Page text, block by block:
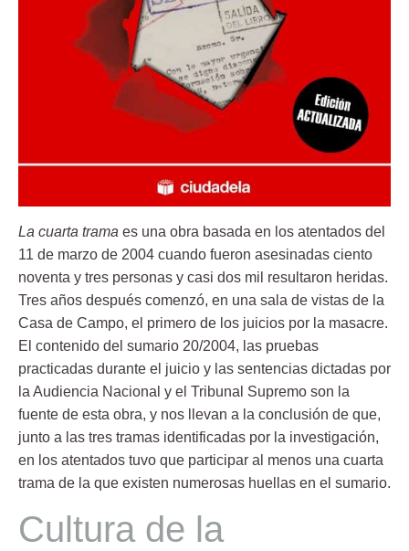
La cuarta trama es una obra basada en los atentados del
11 de marzo de 2004 cuando fueron asesinadas ciento
noventa y tres personas y casi dos mil resultaron heridas.
Tres años después comenzó, en una sala de vistas de la
Casa de Campo, el primero de los juicios por la masacre.
El contenido del sumario 20/2004, las pruebas
practicadas durante el juicio y las sentencias dictadas por
la Audiencia Nacional y el Tribunal Supremo son la
fuente de esta obra, y nos llevan a la conclusión de que,
junto a las tres tramas identificadas por la investigación,
en los atentados tuvo que participar al menos una cuarta
trama de la que existen numerosas huellas en el sumario.
Cultura de la